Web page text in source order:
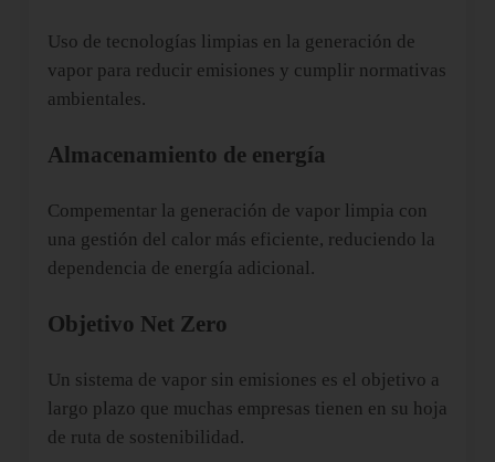
Uso de tecnologías limpias en la generación de
vapor para reducir emisiones y cumplir normativas
ambientales.
Almacenamiento de energía
Compementar la generación de vapor limpia con
una gestión del calor más eficiente, reduciendo la
dependencia de energía adicional.
Objetivo Net Zero
Un sistema de vapor sin emisiones es el objetivo a
largo plazo que muchas empresas tienen en su hoja
de ruta de sostenibilidad.